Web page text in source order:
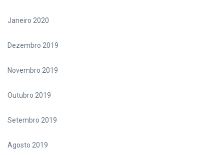
Janeiro 2020
Dezembro 2019
Novembro 2019
Outubro 2019
Setembro 2019
Agosto 2019